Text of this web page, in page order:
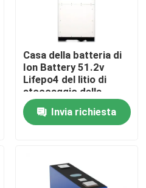
Casa della batteria di
Ion Battery 51.2v
Lifepo4 del litio di
stoccaggio della
batteria della famiglia
solareInvia richiesta